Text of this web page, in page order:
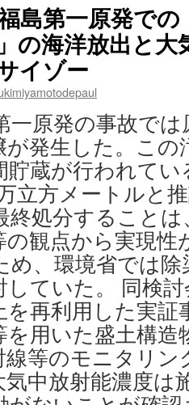
島第一原発で
の海洋放出と大
イゾー
一原発の事故で
が発生した。この
貯蔵が行われて
立方メートルと
終処分すること
の観点から実現
め、環境省では
していた。 同検
再利用した実証
を用いた盛土構
線等のモニタリ
中放射能濃度は